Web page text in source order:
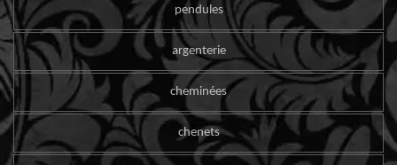
pendules
argenterie
cheminées
chenets